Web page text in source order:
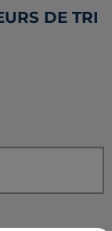
DE TRI